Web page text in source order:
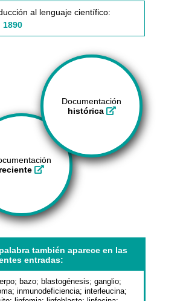
al lenguaje científico:
1890
Documentación
histórica
reciente
también aparece en las
entradas:
; bazo; blastogénesis; ganglio;
; inmunodeficiencia; interleucina;